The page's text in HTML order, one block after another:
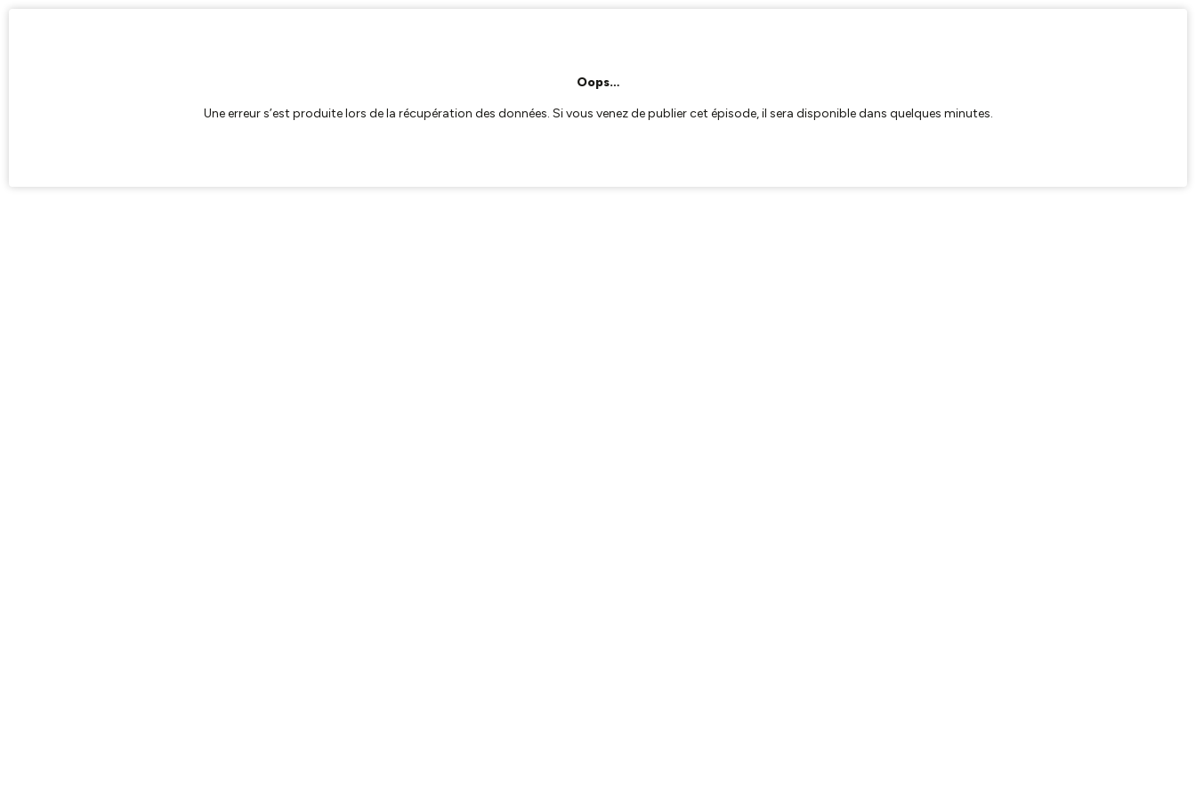
Oops…
Une erreur s’est produite lors de la récupération des données. Si vous venez de publier cet épisode, il sera disponible dans quelques minutes.